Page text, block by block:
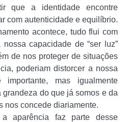
que a identidade encontre
com autenticidade e equilíbrio.
acontece, tudo flui com
capacidade de “ser luz”
de nos proteger de situações
poderiam distorcer a nossa
importante, mas igualmente
do que já somos e da
nos concede diariamente.
aparência faz parte desse